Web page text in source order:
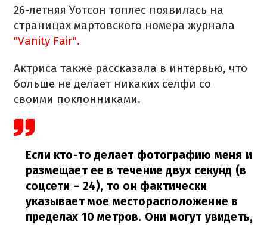
26-летняя Уотсон топлес появилась на
страницах мартовского номера журнала
"Vanity Fair".
Актриса также рассказала в интервью, что
больше не делает никаких селфи со
своими поклонниками.
Если кто-то делает фотографию меня и
размещает ее в течение двух секунд (в
соцсети – 24), то он фактически
указывает мое месторасположение в
пределах 10 метров. Они могут увидеть,